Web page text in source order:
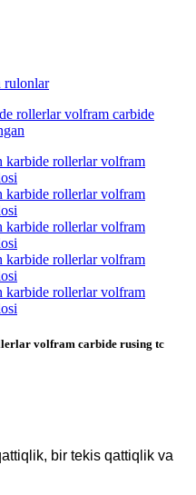
rulonlar
volfram carbide rusing tc
bir tekis qattiqlik va